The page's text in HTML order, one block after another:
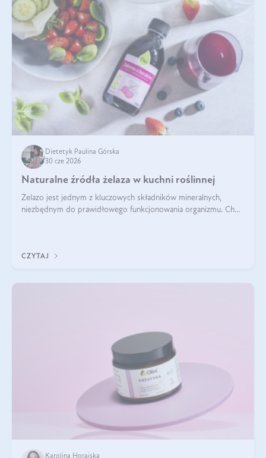
Dietetyk Paulina Górska
30 cze 2026
Naturalne źródła żelaza w kuchni roślinnej
Żelazo jest jednym z kluczowych składników mineralnych,
niezbędnym do prawidłowego funkcjonowania organizmu. Choć
CZYTAJ
Karolina Horajska